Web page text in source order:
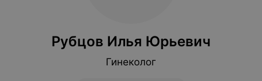
Рубцов Илья Юрьевич
Гинеколог